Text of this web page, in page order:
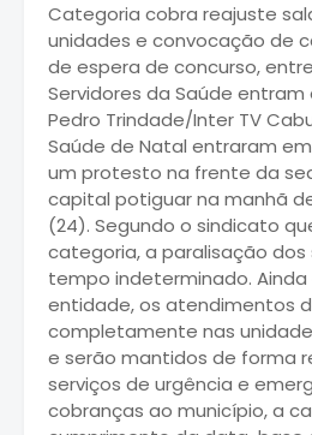
Categoria cobra reajuste
unidades e convocação de
de espera de concurso,
Servidores da Saúde
Pedro Trindade/Inter TV
Saúde de Natal entraram
um protesto na frente da
capital potiguar na manhã
(24). Segundo o sindicato
categoria, a paralisação dos
tempo indeterminado.
entidade, os atendimentos
completamente nas
e serão mantidos de forma
serviços de urgência e
cobranças ao município, a